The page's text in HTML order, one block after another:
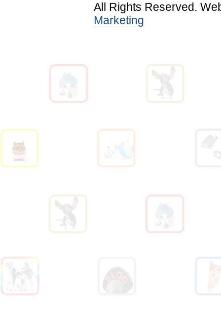
All Rights Reserved.
Marketing